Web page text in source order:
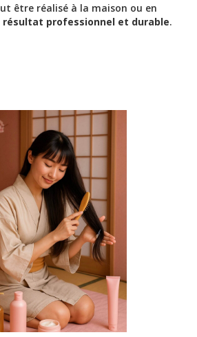
être réalisé à la maison ou en
résultat professionnel et durable.